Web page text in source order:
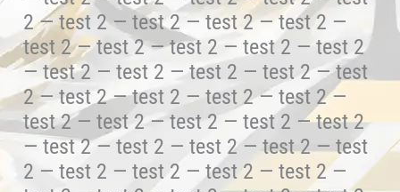
2 — test 2 — test 2 — test 2 — test 2 —
test 2 — test 2 — test 2 — test 2 — test 2
— test 2 — test 2 — test 2 — test 2 — test
2 — test 2 — test 2 — test 2 — test 2 —
test 2 — test 2 — test 2 — test 2 — test 2
— test 2 — test 2 — test 2 — test 2 — test
2 — test 2 — test 2 — test 2 — test 2 —